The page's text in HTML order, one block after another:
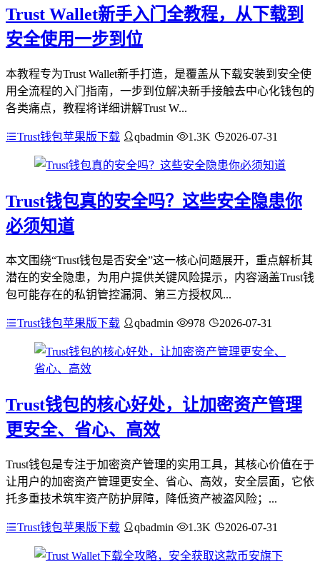
Trust Wallet新手入门全教程，从下载到
安全使用一步到位
本教程专为Trust Wallet新手打造，是覆盖从下载安装到安全使
用全流程的入门指南，一步到位解决新手接触去中心化钱包的
各类痛点，教程将详细讲解Trust W...
Trust钱包苹果版下载 qbadmin 1.3K 2026-07-31
Trust钱包真的安全吗？这些安全隐患你
必须知道
本文围绕“Trust钱包是否安全”这一核心问题展开，重点解析其
潜在的安全隐患，为用户提供关键风险提示，内容涵盖Trust钱
包可能存在的私钥管控漏洞、第三方授权风...
Trust钱包苹果版下载 qbadmin 978 2026-07-31
Trust钱包的核心好处，让加密资产管理
更安全、省心、高效
Trust钱包是专注于加密资产管理的实用工具，其核心价值在于
让用户的加密资产管理更安全、省心、高效，安全层面，它依
托多重技术筑牢资产防护屏障，降低资产被盗风险；...
Trust钱包苹果版下载 qbadmin 1.3K 2026-07-31